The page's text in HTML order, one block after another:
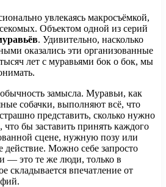
увлекаясь макросъёмкой,
Объектом одной из серий
. Удивительно, насколько
оказались эти организованные
лет с муравьями бок о бок, мы
замысла. Муравьи, как
собачки, выполняют всё, что
представить, сколько нужно
бы заставить принять каждого
сцене, нужную позу или
действие. Можно себе запросто
— это те же люди, только в
складывается впечатление от